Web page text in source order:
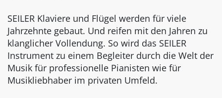
SEILER Klaviere und Flügel werden für viele
Jahrzehnte gebaut. Und reifen mit den Jahren zu
klanglicher Vollendung. So wird das SEILER
Instrument zu einem Begleiter durch die Welt der
Musik für professionelle Pianisten wie für
Musikliebhaber im privaten Umfeld.